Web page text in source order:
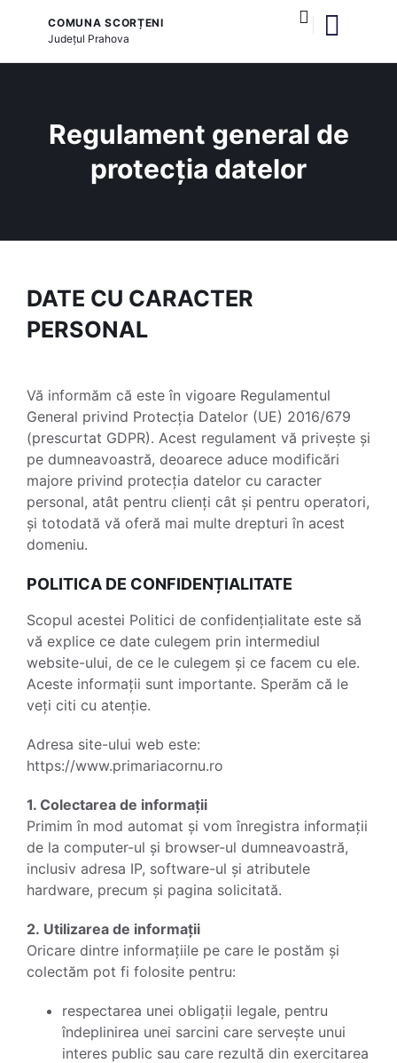
COMUNA SCORȚENI
Județul Prahova
Regulament general de
protecția datelor
DATE CU CARACTER
PERSONAL
Vă informăm că este în vigoare Regulamentul
General privind Protecția Datelor (UE) 2016/679
(prescurtat GDPR). Acest regulament vă privește și
pe dumneavoastră, deoarece aduce modificări
majore privind protecția datelor cu caracter
personal, atât pentru clienți cât și pentru operatori,
și totodată vă oferă mai multe drepturi în acest
domeniu.
POLITICA DE CONFIDENȚIALITATE
Scopul acestei Politici de confidențialitate este să
vă explice ce date culegem prin intermediul
website-ului, de ce le culegem și ce facem cu ele.
Aceste informații sunt importante. Sperăm că le
veți citi cu atenție.
Adresa site-ului web este:
https://www.primariacornu.ro
1. Colectarea de informații
Primim în mod automat și vom înregistra informații
de la computer-ul și browser-ul dumneavoastră,
inclusiv adresa IP, software-ul și atributele
hardware, precum și pagina solicitată.
2. Utilizarea de informații
Oricare dintre informațiile pe care le postăm și
colectăm pot fi folosite pentru:
respectarea unei obligații legale, pentru
îndeplinirea unei sarcini care servește unui
interes public sau care rezultă din exercitarea